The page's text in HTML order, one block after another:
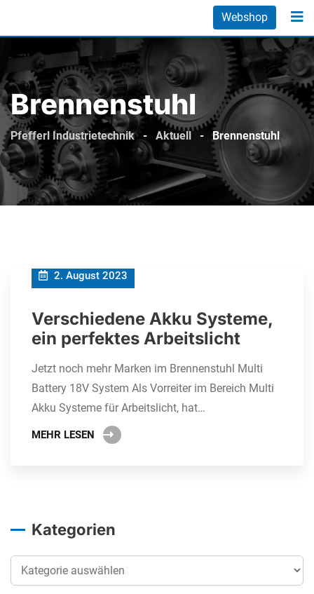
Webshop
Brennenstuhl
Pfefferl Industrietechnik - Aktuell - Brennenstuhl
2. August 2023
Verschiedene Akku Systeme,
ein perfektes Arbeitslicht
Jetzt noch mehr Marken im Brennenstuhl Multi
Battery 18V System Als Vorreiter im Bereich Multi
Akku Systeme für Arbeitslicht, hat…
MEHR LESEN
Kategorien
Kategorien